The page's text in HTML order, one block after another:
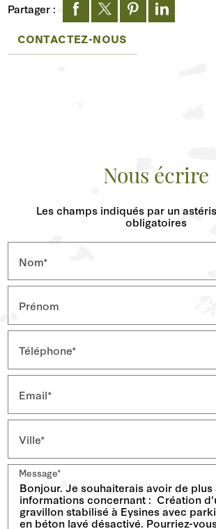
Partager :
CONTACTEZ-NOUS
Nous écrire
Les champs indiqués par un
obligatoires
Nom*
Prénom
Téléphone*
Email*
Ville*
Message*